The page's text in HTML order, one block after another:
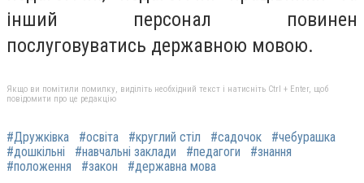
інший персонал повинен
послуговуватись державною мовою.
Якщо ви помітили помилку, виділіть необхідний текст і натисніть Ctrl + Enter, щоб
повідомити про це редакцію
#Дружківка #освіта #круглий стіл #садочок
#чебурашка
#дошкільні
#навчальні заклади #педагоги
#знання
#положення
#закон #державна мова